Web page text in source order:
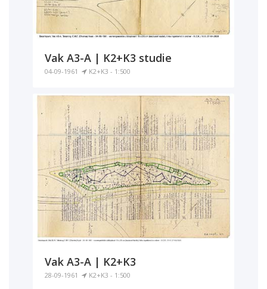
Vak A3-A | K2+K3 studie
04-09-1961 K2+K3 - 1:500
Vak A3-A | K2+K3
28-09-1961 K2+K3 - 1:500